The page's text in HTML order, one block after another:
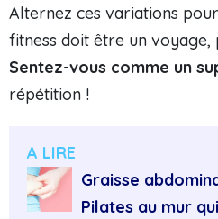
Alternez ces variations
fitness doit être un voyage,
Sentez-vous comme un
répétition !
A LIRE
Graisse
Pilates au mur